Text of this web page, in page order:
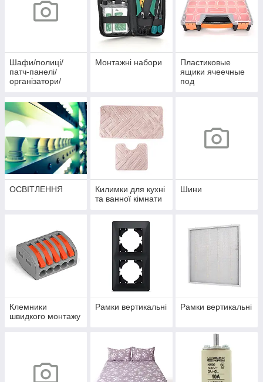
Шафи/полиці/
патч-панелі/
організатори/
Монтажні набори
Пластиковые
ящики ячеечные
под
ОСВІТЛЕННЯ
Килимки для кухні
та ванної кімнати
Шини
Клемники
швидкого монтажу
Рамки вертикальні Рамки вертикальні